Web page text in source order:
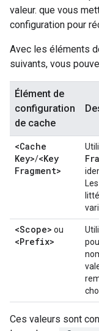
valeur. que vous
configuration pour
Avec les éléments
suivants, vous
Élément de
configuration
de cache
<Cache
Key>/<Key
Fragment>
<Scope> ou
<Prefix>
Ces valeurs sont